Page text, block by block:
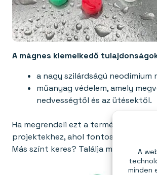
A
minden
A mágnes kiemelkedő
a nagy szilárdságú neodímium
műanyag védelem, amely
nedvességtől és az ütésektől.
Ha megrendeli ezt a terméket, egy
projektekhez, ahol fontos a
Más színt keres? Találja meg